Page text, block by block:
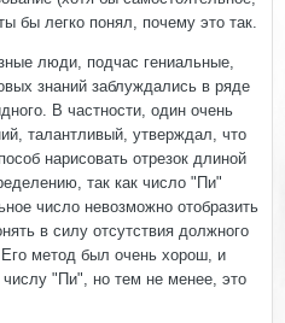
бы легко понял, почему это так.
люди, подчас гениальные,
знаний заблуждались в ряде
В частности, один очень
талантливый, утверждал, что
нарисовать отрезок длиной
так как число "Пи"
число невозможно отобразить
в силу отсутствия должного
Его метод был очень хорош, и
"Пи", но тем не менее, это